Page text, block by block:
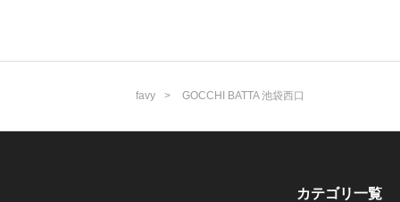
favy GOCCHI BATTA 池袋西口
カテゴリ一覧